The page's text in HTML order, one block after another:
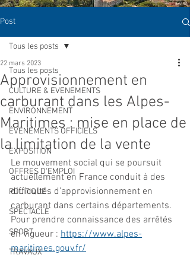
Post
Tous les posts
CULTURE & EVENEMENTS
ENVIRONNEMENT
ÉVÉNEMENTS OFFICIELS
EXPOSITION
OFFRES D'EMPLOI
POLITIQUE
SPECTACLE
SPORT
TRAVAUX
Tous les posts
Approvisionnement en
carburant dans les Alpes-
Maritimes : mise en place de
la limitation de la vente
22 mars 2023
Le mouvement social qui se poursuit
actuellement en France conduit à des
difficultés d’approvisionnement en
carburant dans certains départements.
Pour prendre connaissance des arrêtés
en vigueur : https://www.alpes-
maritimes.gouv.fr/